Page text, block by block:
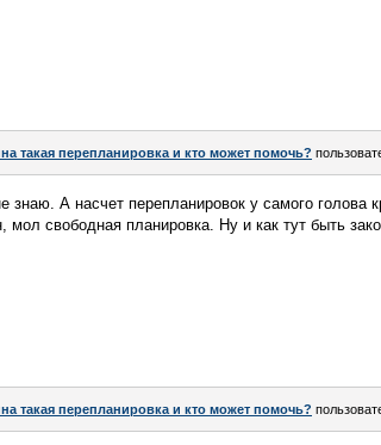
такая перепланировка и кто может помочь?
знаю. А насчет перепланировок у самого
мол свободная планировка. Ну и как тут быть
такая перепланировка и кто может помочь?